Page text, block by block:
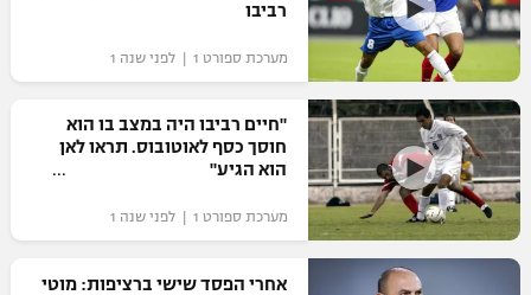
רביבו
מערכת ספורט 1 | לפני שנה 1
"חיים רביבו היה במצב בו הוא
חוסך כסף לאוטובוס. תראו לאן
הוא הגיע"
מערכת ספורט 1 | לפני שנה 1
אחרי הפסד שישי ברציפות: מוטי